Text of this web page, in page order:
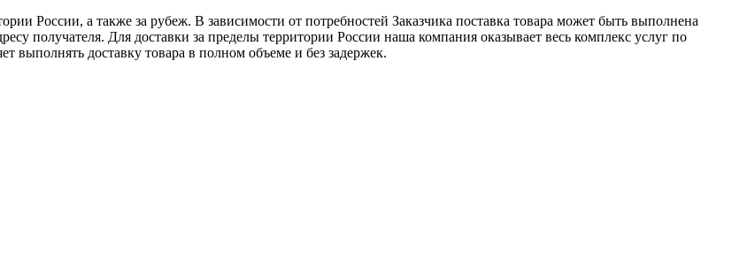
России, а также за рубеж. В зависимости от потребностей Заказчика поставка товара может быть выполнена
получателя. Для доставки за пределы территории России наша компания оказывает весь комплекс услуг по
доставку товара в полном объеме и без задержек.